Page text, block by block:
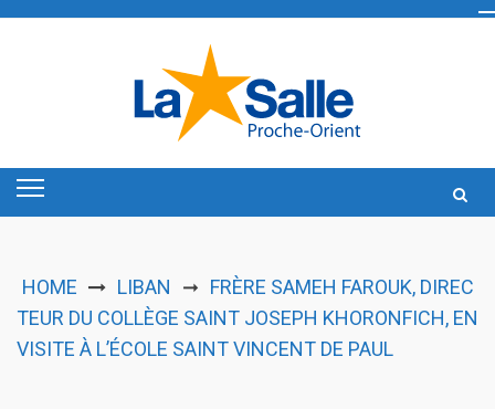
HOME LIBAN ➞ FRÈRE SAMEH FAROUK, DIREC
TEUR DU COLLÈGE SAINT JOSEPH KHORONFICH, EN
VISITE À L’ÉCOLE SAINT VINCENT DE PAUL